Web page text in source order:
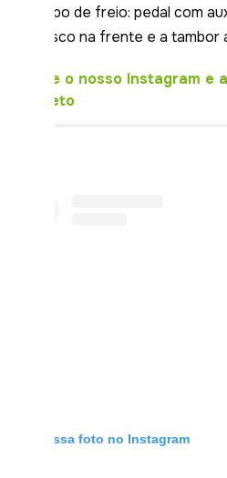
Tipo de freio: pedal com
disco na frente e a tambor
Acesse o nosso Instagram e
completo
Ver essa foto no Instagram